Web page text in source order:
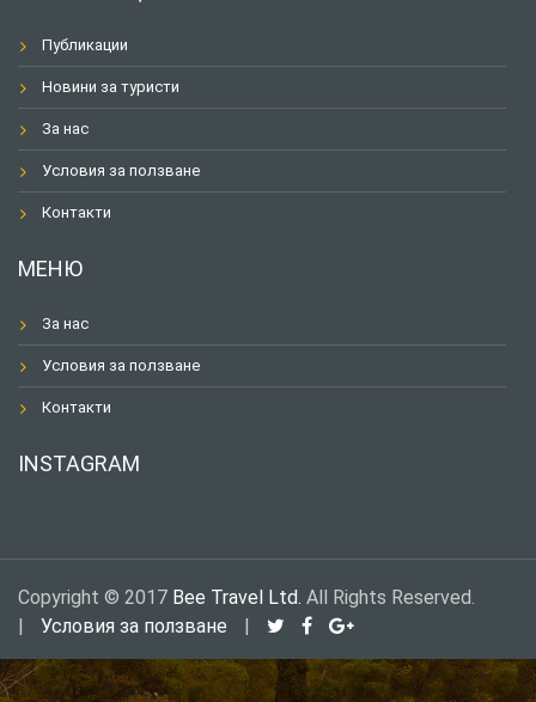
Публикации
Новини за туристи
За нас
Условия за ползване
Контакти
МЕНЮ
За нас
Условия за ползване
Контакти
INSTAGRAM
Copyright © 2017 Bee Travel Ltd. All Rights Reserved.
Условия за ползване